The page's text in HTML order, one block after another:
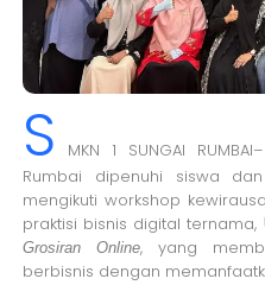
S
MKN 1 SUNGAI
Rumbai dipenuhi siswa
mengikuti workshop
praktisi bisnis digital ternama,
Grosiran Online, yang
berbisnis dengan